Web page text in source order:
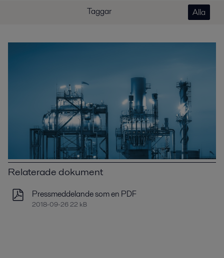
Taggar Alla
Relaterade dokument
Pressmeddelande som en PDF
2018-09-26 22 kB